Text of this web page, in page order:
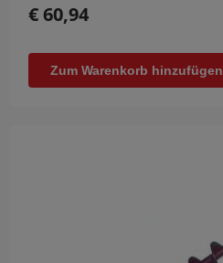
€ 60,94
Zum Warenkorb hinzufügen